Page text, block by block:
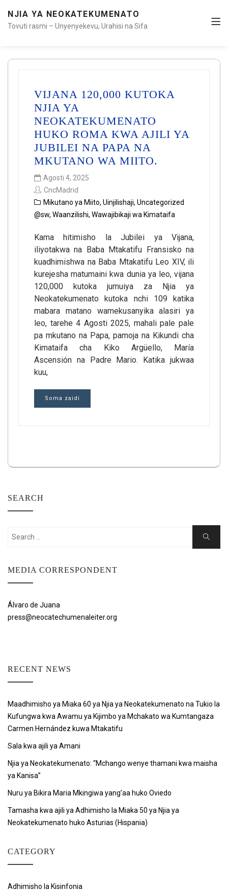
NJIA YA NEOKATEKUMENATO
Tovuti rasmi – Unyenyekevu, Urahisi na Sifa
VIJANA 120,000 KUTOKA
NJIA YA
NEOKATEKUMENATO
HUKO ROMA KWA AJILI YA
JUBILEI NA PAPA NA
MKUTANO WA MIITO.
Agosti 4, 2025
CncMadrid
Mikutano ya Miito, Uinjilishaji, Uncategorized
@sw, Waanzilishi, Wawajibikaji wa Kimataifa
Kama hitimisho la Jubilei ya Vijana,
iliyotakwa na Baba Mtakatifu Fransisko na
kuadhimishwa na Baba Mtakatifu Leo XIV, ili
kurejesha matumaini kwa dunia ya leo, vijana
120,000 kutoka jumuiya za Njia ya
Neokatekumenato kutoka nchi 109 katika
mabara matano wamekusanyika alasiri ya
leo, tarehe 4 Agosti 2025, mahali pale pale
pa mkutano na Papa, pamoja na Kikundi cha
Kimataifa cha Kiko Argüello, María
Ascensión na Padre Mario. Katika jukwaa
kuu,
Soma zaidi
SEARCH
Search
Search
MEDIA CORRESPONDENT
Álvaro de Juana
press@neocatechumenaleiter.org
RECENT NEWS
Maadhimisho ya Miaka 60 ya Njia ya Neokatekumenato na Tukio la
Kufungwa kwa Awamu ya Kijimbo ya Mchakato wa Kumtangaza
Carmen Hernández kuwa Mtakatifu
Sala kwa ajili ya Amani
Njia ya Neokatekumenato: “Mchango wenye thamani kwa maisha
ya Kanisa”
Nuru ya Bikira Maria Mkingiwa yang’aa huko Oviedo
Tamasha kwa ajili ya Adhimisho la Miaka 50 ya Njia ya
Neokatekumenato huko Asturias (Hispania)
CATEGORY
Adhimisho la Kisinfonia